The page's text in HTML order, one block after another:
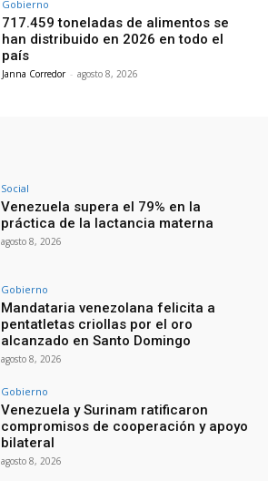
Gobierno
717.459 toneladas de alimentos se
han distribuido en 2026 en todo el
país
Janna Corredor - agosto 8, 2026
Social
Venezuela supera el 79% en la
práctica de la lactancia materna
agosto 8, 2026
Gobierno
Mandataria venezolana felicita a
pentatletas criollas por el oro
alcanzado en Santo Domingo
agosto 8, 2026
Gobierno
Venezuela y Surinam ratificaron
compromisos de cooperación y apoyo
bilateral
agosto 8, 2026